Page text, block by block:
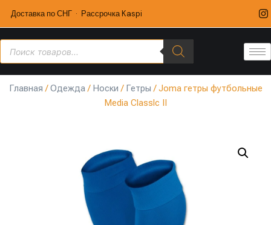
Доставка по СНГ · Рассрочка Kaspi
Главная /Одежда/ Носки / Гетры / Joma гетры футбольные
Media Classlc II